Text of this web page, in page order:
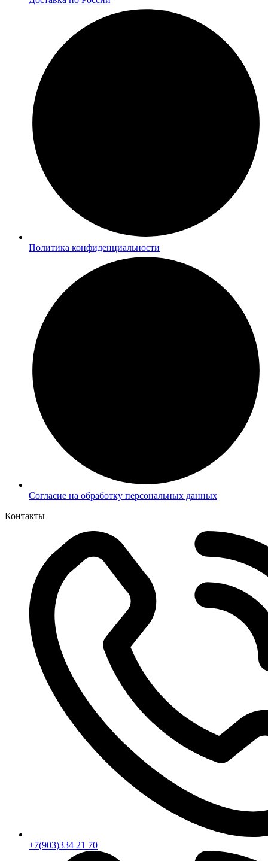
Политика конфиденциальности
Согласие на обработку персональных данных
Контакты
+7(903)334 21 70